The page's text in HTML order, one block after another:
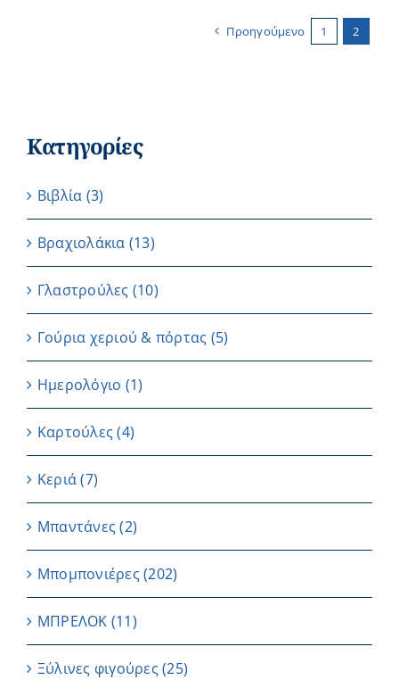
Προηγούμενο 1 2
Κατηγορίες
Βιβλία (3)
Βραχιολάκια (13)
Γλαστρούλες (10)
Γούρια χεριού & πόρτας (5)
Ημερολόγιο (1)
Καρτούλες (4)
Κεριά (7)
Μπαντάνες (2)
Μπομπονιέρες(202)
ΜΠΡΕΛΟΚ (11)
Ξύλινες φιγούρες(25)